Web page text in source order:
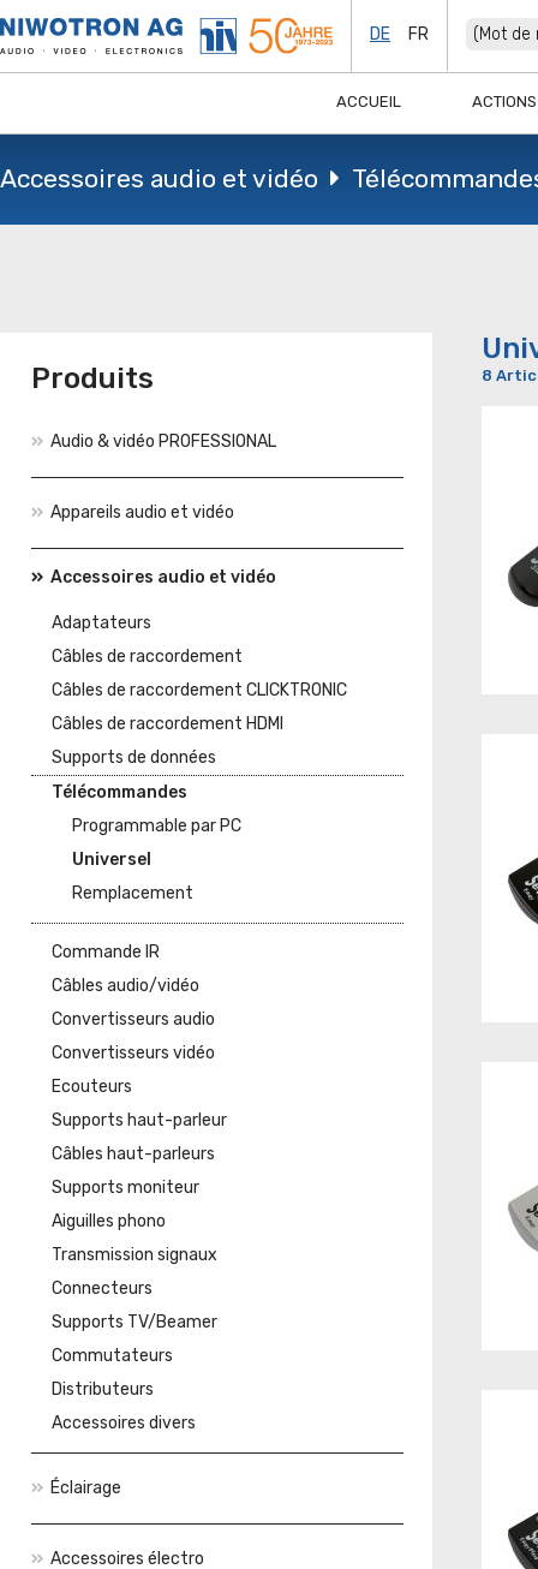
DE FR
ACCUEIL ACTIONS
Accessoires audio et vidéo
Produits
Audio & vidéo PROFESSIONAL
Appareils audio et vidéo
Accessoires audio et vidéo
Adaptateurs
Câbles de raccordement
Câbles de raccordement CLICKTRONIC
Câbles de raccordement HDMI
Supports de données
Télécommandes
Programmable par PC
Universel
Remplacement
Commande IR
Câbles audio/vidéo
Convertisseurs audio
Convertisseurs vidéo
Ecouteurs
Supports haut-parleur
Câbles haut-parleurs
Supports moniteur
Aiguilles phono
Transmission signaux
Connecteurs
Supports TV/Beamer
Commutateurs
Distributeurs
Accessoires divers
Éclairage
Accessoires électro
8